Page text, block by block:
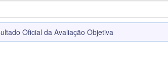
Oficial da Avaliação Objetiva